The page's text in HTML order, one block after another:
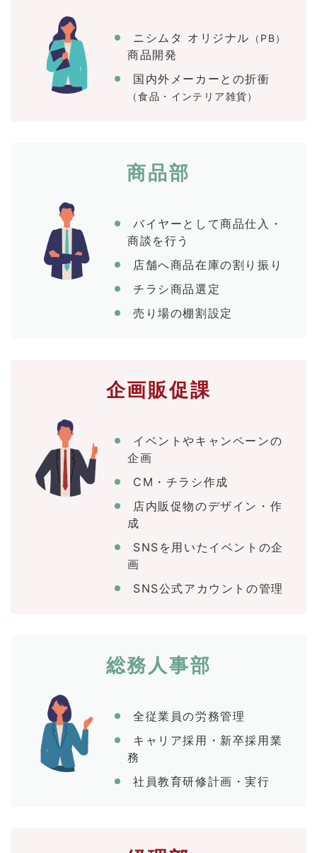
ニシムタ オリジナル （PB）
商品開発
国内外メーカーとの折衝
（食品・インテリア雑貨）
商品部
バイヤーとして商品仕入・
商談を行う
店舗へ商品在庫の割り振り
チラシ商品選定
売り場の棚割設定
企画販促課
イベントやキャンペーンの
企画
CM・チラシ作成
店内販促物のデザイン・作
成
SNSを用いたイベントの企
画
SNS公式アカウントの管理
総務人事部
全従業員の労務管理
キャリア採用・新卒採用業
務
社員教育研修計画・実行